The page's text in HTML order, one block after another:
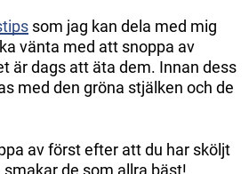
som jag kan dela med mig
vänta med att snoppa av
är dags att äta dem. Innan dess
med den gröna stjälken och de
av först efter att du har sköljt
de som allra bäst!